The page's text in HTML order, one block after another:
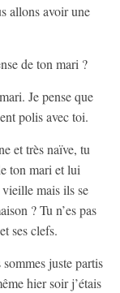
allons avoir une
de ton mari ?
Je pense que
polis avec toi.
et très naïve, tu
ton mari et lui
vieille mais ils se
? Tu n’es pas
ses clefs.
juste partis
hier soir j’étais